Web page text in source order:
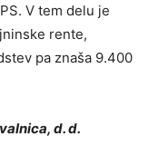
V tem delu je
rente,
pa znaša 9.400
d. d.